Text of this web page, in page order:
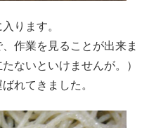
ります。
作業を見ることが出来ま
ないといけませんが。）
れてきました。